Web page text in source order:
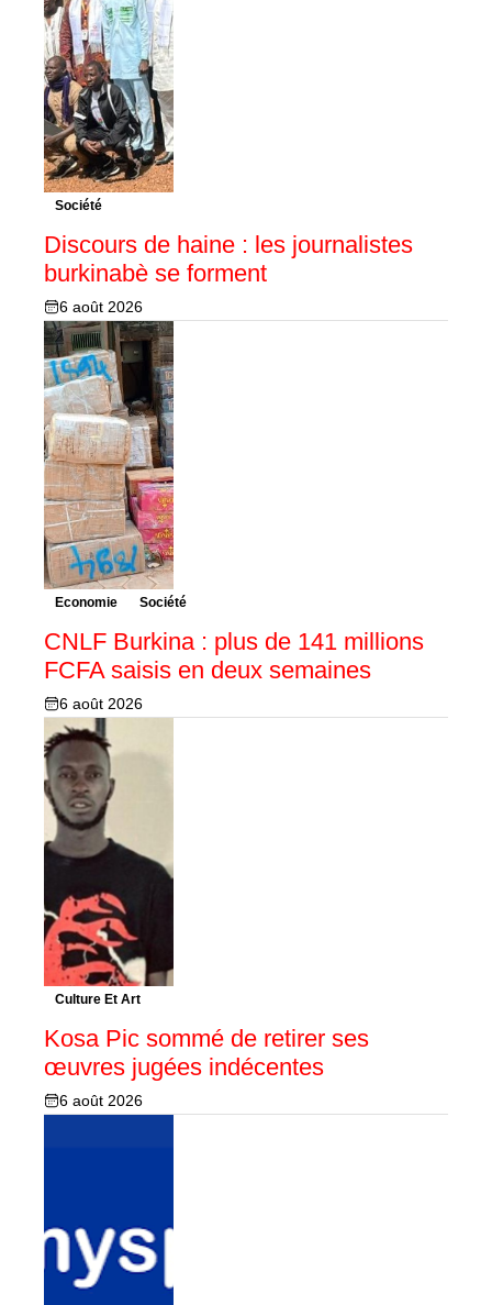
Société
Discours de haine : les journalistes
burkinabè se forment
6 août 2026
Economie Société
CNLF Burkina : plus de 141 millions
FCFA saisis en deux semaines
6 août 2026
Culture Et Art
Kosa Pic sommé de retirer ses
œuvres jugées indécentes
6 août 2026